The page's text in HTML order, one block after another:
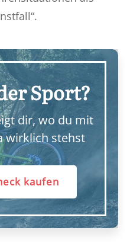
Sport?
dir, wo du mit
wirklich stehst
kaufen